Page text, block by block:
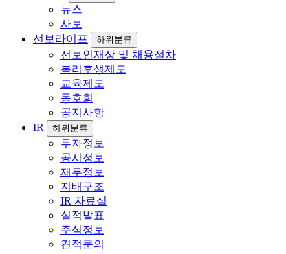
뉴스
사보
선보라이프
하위분류
선보인재상 및 채용절차
복리후생제도
교육제도
동호회
공지사항
IR
하위분류
투자정보
공시정보
재무정보
지배구조
IR 자료실
실적발표
주식정보
견적문의